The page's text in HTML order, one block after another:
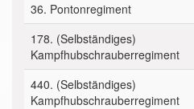
36. Pontonregiment
178. (Selbständiges)
Kampfhubschrauberregiment
440. (Selbständiges)
Kampfhubschrauberregiment